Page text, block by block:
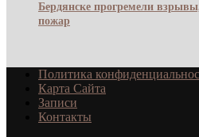
Бердянске прогремели
пожар
Политика
Карта Сайта
Записи
Контакты